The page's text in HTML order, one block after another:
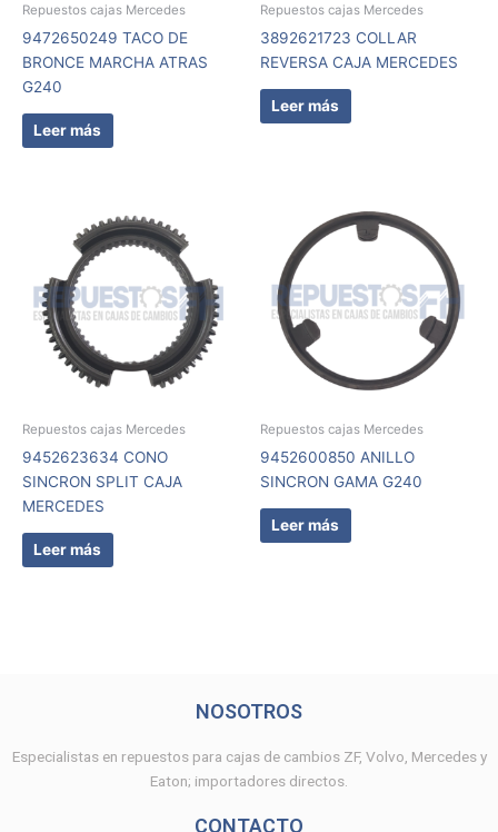
Repuestos cajas Mercedes
9472650249 TACO DE
BRONCE MARCHA ATRAS
G240
Leer más
Repuestos cajas Mercedes
3892621723 COLLAR
REVERSA CAJA MERCEDES
Leer más
Repuestos cajas Mercedes
9452623634 CONO
SINCRON SPLIT CAJA
MERCEDES
Leer más
Repuestos cajas Mercedes
9452600850 ANILLO
SINCRON GAMA G240
Leer más
NOSOTROS
Especialistas en repuestos para cajas de cambios ZF, Volvo, Mercedes y
Eaton; importadores directos.
CONTACTO